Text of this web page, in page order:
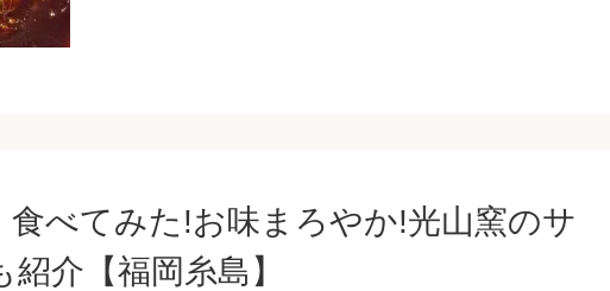
食べてみた!お味まろやか!光山窯のサ
介【福岡糸島】